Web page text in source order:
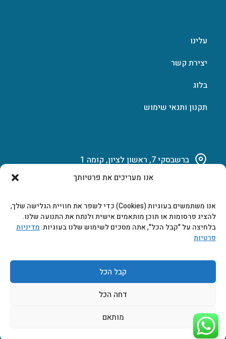
אנו מעריכים את פרטיותך
אנו משתמשים בעוגיות (Cookies) כדי לשפר את חוויית הגלישה שלך,
להציג פרסומות או תוכן מותאמים אישית ולנתח את התנועה שלנו.
בלחיצה על "קבל הכל", אתה מסכים לשימוש שלנו בעוגיות.מדיניות
פרטיות
קבל הכל
דחה הכל
מותאם
עלינו
יצירת קשר
בלוג
תקנון ותנאי שימוש
ברשבסקי 7, ראשון לציון, קומה 1
marketing@b-tech.co.il
2026 © כל הזכויות שמורות ביטק אלקטרוניקה בע"מ